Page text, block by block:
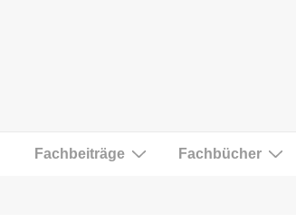
Fachbeiträge Fachbücher